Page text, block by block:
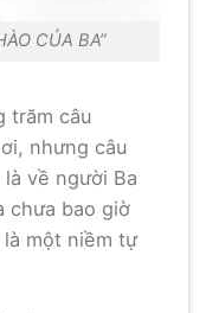
CỦA BA”
trăm câu
nhưng câu
về người Ba
chưa bao giờ
một niềm tự